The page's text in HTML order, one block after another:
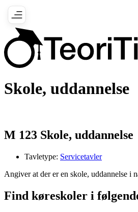
Skole, uddannelse
M 123 Skole, uddannelse
Tavletype: Servicetavler
Angiver at der er en skole, uddannelse i
Find køreskoler i